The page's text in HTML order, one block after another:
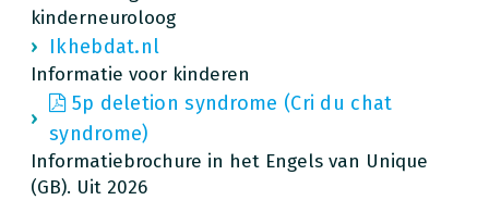
kinderneuroloog
Ikhebdat.nl
Informatie voor kinderen
5p deletion syndrome (Cri du chat
syndrome)
Informatiebrochure in het Engels van Unique
(GB). Uit 2026